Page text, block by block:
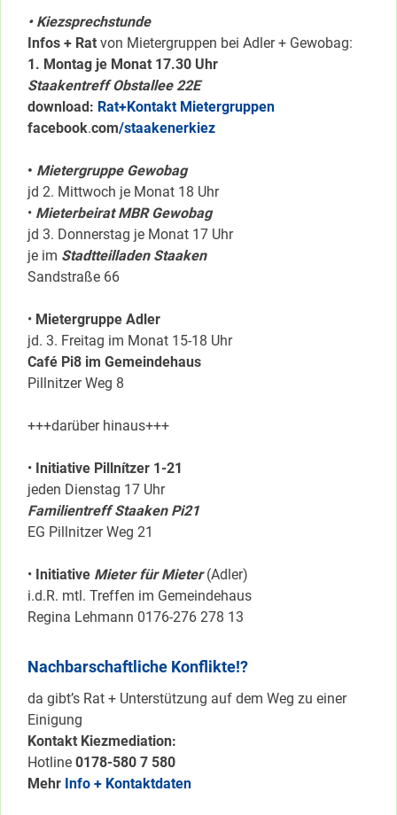
• Kiezsprechstunde
Infos + Rat von Mietergruppen bei Adler + Gewobag:
1. Montag je Monat 17.30 Uhr
Staakentreff Obstallee 22E
download: Rat+Kontakt Mietergruppen
facebook.com/staakenerkiez
• Mietergruppe Gewobag
jd 2. Mittwoch je Monat 18 Uhr
• Mieterbeirat MBR Gewobag
jd 3. Donnerstag je Monat 17 Uhr
je im Stadtteilladen Staaken
Sandstraße 66
• Mietergruppe Adler
jd. 3. Freitag im Monat 15-18 Uhr
Café Pi8 im Gemeindehaus
Pillnitzer Weg 8
+++darüber hinaus+++
• Initiative Pillnítzer 1-21
jeden Dienstag 17 Uhr
Familientreff Staaken Pi21
EG Pillnitzer Weg 21
• Initiative Mieter für Mieter(Adler)
i.d.R. mtl. Treffen im Gemeindehaus
Regina Lehmann 0176-276 278 13
Nachbarschaftliche Konflikte!?
da gibt’s Rat + Unterstützung auf dem Weg zu einer
Einigung
Kontakt Kiezmediation:
Hotline 0178-580 7 580
Mehr Info + Kontaktdaten